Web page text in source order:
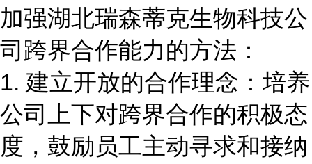
加强湖北瑞森蒂克生物科技公
司跨界合作能力的方法：
1. 建立开放的合作理念：培养
公司上下对跨界合作的积极态
度，鼓励员工主动寻求和接纳